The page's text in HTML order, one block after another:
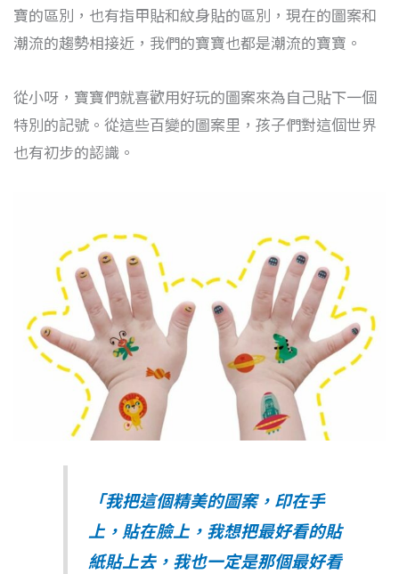
寶的區別，也有指甲貼和紋身貼的區別，現在的圖案和
潮流的趨勢相接近，我們的寶寶也都是潮流的寶寶。
從小呀，寶寶們就喜歡用好玩的圖案來為自己貼下一個
特別的記號。從這些百變的圖案里，孩子們對這個世界
也有初步的認識。
「我把這個精美的圖案，印在手
上，貼在臉上，我想把最好看的貼
紙貼上去，我也一定是那個最好看